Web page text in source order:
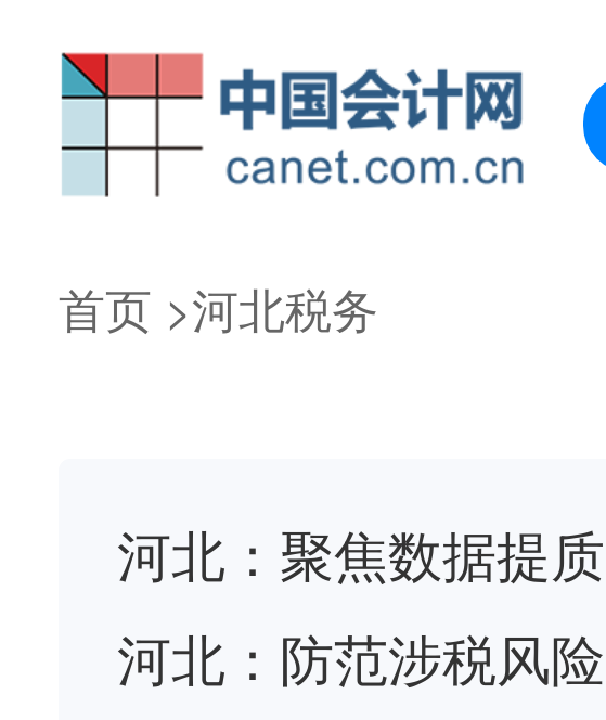
首页 >河北税务
河北：聚焦数据提
河北：防范涉税风